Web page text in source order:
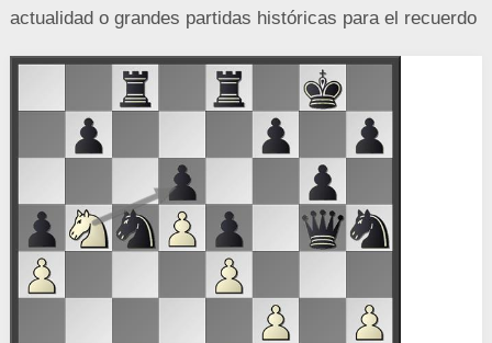
actualidad o grandes partidas históricas para el recuerdo